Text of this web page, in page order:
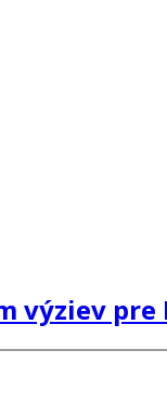
výziev pre